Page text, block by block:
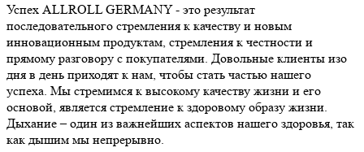
Успех ALLROLL GERMANY - это результат
последовательного стремления к качеству и новым
инновационным продуктам, стремления к честности и
прямому разговору с покупателями. Довольные клиенты изо
дня в день приходят к нам, чтобы стать частью нашего
успеха. Мы стремимся к высокому качеству жизни и его
основой, является стремление к здоровому образу жизни.
Дыхание – один из важнейших аспектов нашего здоровья, так
как дышим мы непрерывно.